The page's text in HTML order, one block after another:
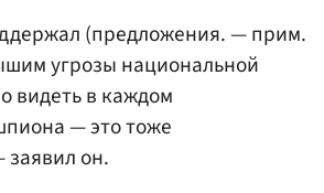
(предложения. — прим.
угрозы национальной
видеть в каждом
— это тоже
заявил он.